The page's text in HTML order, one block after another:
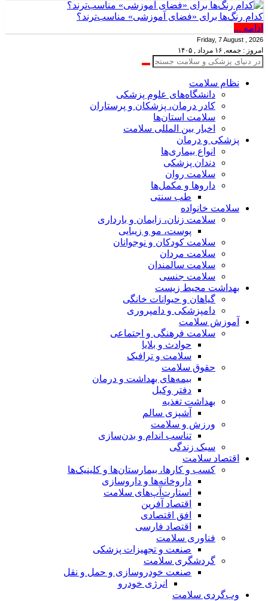
کدام رنگ‌ها برای «فضای آموزشی» مناسب‌ترند؟
ادامه ...
Friday, 7 August , 2026
امروز : جمعه, ۱۶ مرداد , ۱۴۰۵
نظام سلامت
دانشگاه‌های علوم پزشکی
کادر درمان، پزشکان و پرستاران
سلامت استان‌ها
اخبار بین المللی سلامت
پزشکی و درمان
انواع بیماری‌ها
دندان پزشکی
سلامت روان
داروها و مکمل‌ها
طب سنتی
سلامت خانواده
سلامت زنان، زایمان و بارداری
پوست، مو و زیبایی
سلامت کودکان و نوجوانان
سلامت مردان
سلامت سالمندان
سلامت جنسی
بهداشت محیط زیست
گیاهان و حیوانات خانگی
دامپزشکی و دامپروری
آموزش سلامت
سلامت فرهنگی و اجتماعی
حوادث و بلایا
سلامت و ترافیک
حقوق سلامت
بیمه‌های بهداشت و درمان
دفتر وکیل
بهداشت تغذیه
آشپزی سالم
ورزش و سلامت
تناسب اندام و بدن‌سازی
سبک زندگی
اقتصاد سلامت
کسب و کارها، بیمارستان‌ها و کلینیک‌ها
داروخانه‌ها و داروسازی
استارت‌آپ‌های سلامت
اقتصاد آفرین
افق اقتصادی
اقتصاد فارسی
فناوری سلامت
صنعت و تجهیزات پزشکی
گردشگری سلامت
صنعت خودروسازی و حمل و نقل
انرژی خودرو
وب‌گردی سلامت